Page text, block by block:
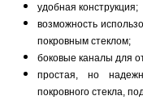
удобная конструкция;
возможность
покровным стеклом;
боковые каналы для
простая, но
покровного стекла,